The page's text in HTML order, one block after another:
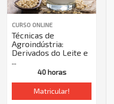
CURSO ONLINE
Técnicas de
Agroindústria:
Derivados do Leite e
40 horas
Matricular!